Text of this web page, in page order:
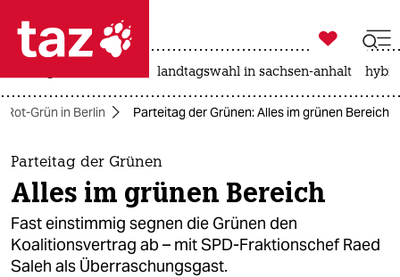
 taz zahl ich
taz zahl ich
themen
politik
öko

taz zahl ich
landtagswahl in sachsen-anhalt
Rot-Grün in Berlin Parteitag der Grünen: Alles im grünen Bereich
Parteitag der Grünen
Alles im grünen Bereich
Fast einstimmig segnen die Grünen den
Koalitionsvertrag ab – mit SPD-Fraktionschef Raed
Saleh als Überraschungsgast.